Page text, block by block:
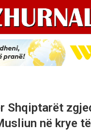
Shqiptarët
në krye